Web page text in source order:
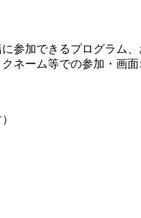
参加できるプログラム
ネーム等での参加・画面